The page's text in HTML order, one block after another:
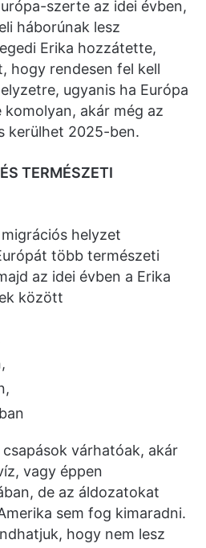
szerte az idei évben,
háborúnak lesz
Erika hozzátette,
hogy rendesen fel kell
ugyanis ha Európa
akár még az
kerülhet 2025-ben.
TERMÉSZETI
helyzet
több természeti
az idei évben a Erika
között
várhatóak, akár
vagy éppen
de az áldozatokat
sem fog kimaradni.
hogy nem lesz